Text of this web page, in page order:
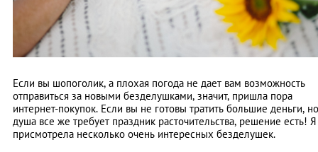
Если вы шопоголик, а плохая погода не дает вам возможность
отправиться за новыми безделушками, значит, пришла пора
интернет-покупок. Если вы не готовы тратить большие деньги, но
душа все же требует праздник расточительства, решение есть! Я
присмотрела несколько очень интересных безделушек.